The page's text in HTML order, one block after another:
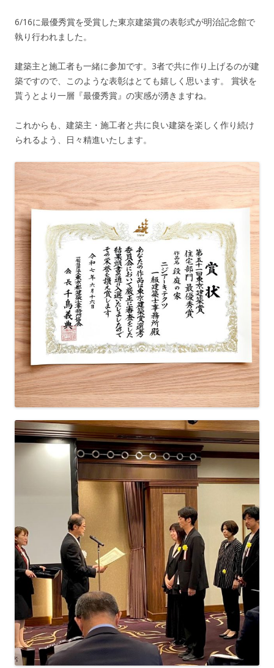
6/16に最優秀賞を受賞した東京建築賞の表彰式が明治記念館で
執り行われました。
建築主と施工者も一緒に参加です。3者で共に作り上げるのが建
築ですので、このような表彰はとても嬉しく思います。 賞状を
貰うとより一層『最優秀賞』の実感が湧きますね。
これからも、建築主・施工者と共に良い建築を楽しく作り続け
られるよう、日々精進いたします。